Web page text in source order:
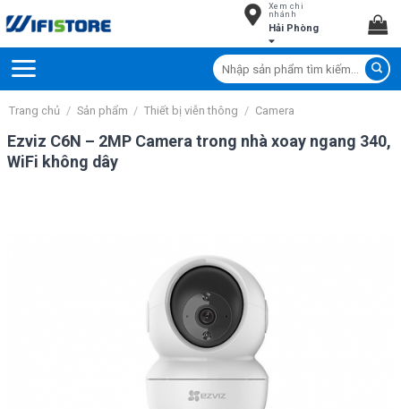
to
Xem chi
nhánh
Hải Phòng
Tìm
kiếm:
Trang chủ / Sản phẩm / Thiết bị viễn thông / Camera
Ezviz C6N – 2MP Camera trong nhà xoay ngang 340,
WiFi không dây